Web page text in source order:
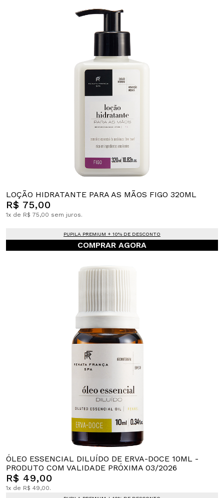
LOÇÃO HIDRATANTE PARA AS MÃOS FIGO 320ML
R$ 75,00
1x de R$ 75,00 sem juros.
PUPILA PREMIUM + 10% DE DESCONTO
COMPRAR AGORA
ÓLEO ESSENCIAL DILUÍDO DE ERVA-DOCE 10ML -
PRODUTO COM VALIDADE PRÓXIMA 03/2026
R$ 49,00
1x de R$ 49,00.